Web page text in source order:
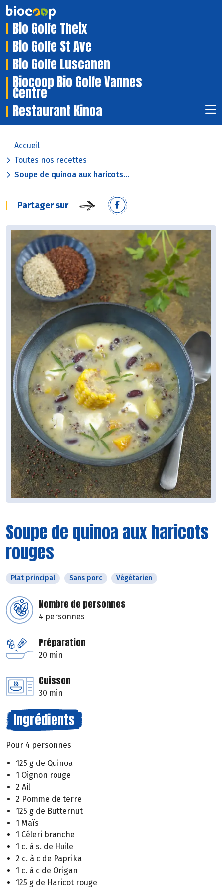
Bio Golfe Theix
Bio Golfe St Ave
Bio Golfe Luscanen
Biocoop Bio Golfe Vannes
Centre
Restaurant Kinoa
Accueil
Toutes nos recettes
Soupe de quinoa aux haricots...
Partager sur
Soupe de quinoa aux haricots
rouges
Plat principal Sans porc Végétarien
Nombre de personnes
4 personnes
Préparation
20 min
Cuisson
30 min
Ingrédients
Pour 4 personnes
125 g de Quinoa
1 Oignon rouge
2 Ail
2 Pomme de terre
125 g de Butternut
1 Maïs
1 Céleri branche
1 c. à s. de Huile
2 c. à c de Paprika
1 c. à c de Origan
125 g de Haricot rouge